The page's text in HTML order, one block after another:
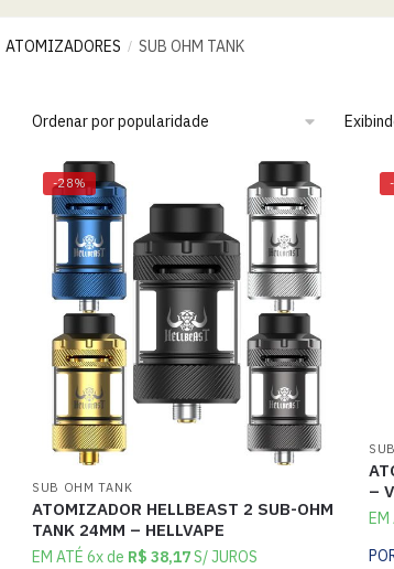
ATOMIZADORES / SUB OHM TANK
-28%
SUB OHM TANK
ATOMIZADOR HELLBEAST 2 SUB-OHM
TANK 24MM – HELLVAPE
EM ATÉ 6x de R$ 38,17S/ JUROS
–